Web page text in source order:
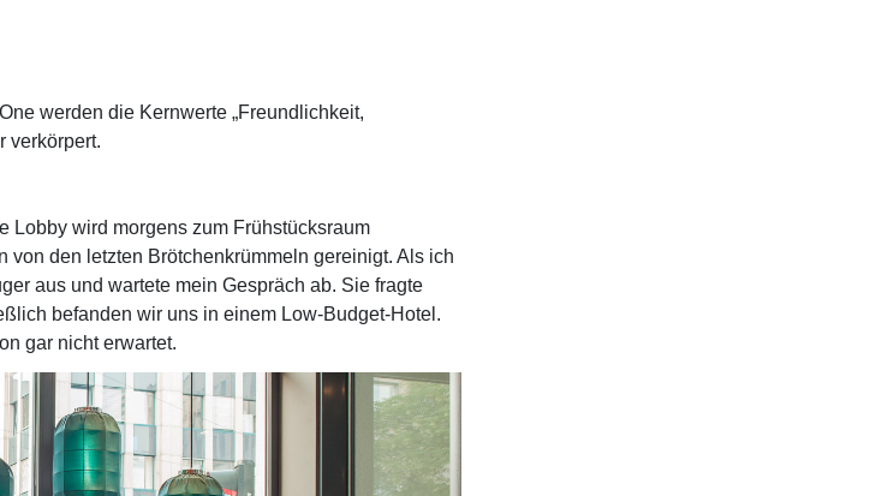
werden die Kernwerte „Freundlichkeit,
verkörpert.
Lobby wird morgens zum Frühstücksraum
den letzten Brötchenkrümmeln gereinigt. Als ich
aus und wartete mein Gespräch ab. Sie fragte
befanden wir uns in einem Low-Budget-Hotel.
gar nicht erwartet.